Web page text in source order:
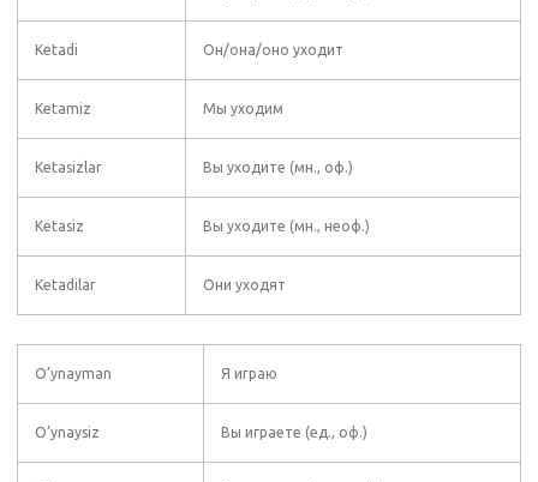
Ketadi Он/она/оно уходит
Ketamiz Мы уходим
Ketasizlar Вы уходите (мн., оф.)
Ketasiz Вы уходите (мн., неоф.)
Ketadilar Они уходят
O’ynayman Я играю
O’ynaysiz Вы играете (ед., оф.)